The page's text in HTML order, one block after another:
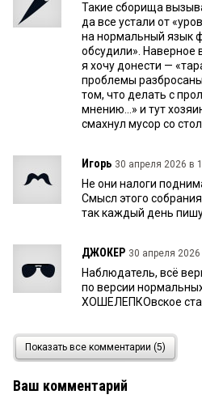
Такие сборища
да все устали от
на нормальный язык
обсудили». Наверное
я хочу донести —
проблемы
том, что делать с
мнению...» и тут
смахнул мусор со
Игорь 30 апреля 2026 в
Не они налоги
Смысл этого
так каждый день
ДЖОКЕР 30 апреля
Наблюдатель, всё
по версии
ХОШЕЛЕПКОвское
30
На переднем плане
Показать все комментарии (5)
Ваш комментарий